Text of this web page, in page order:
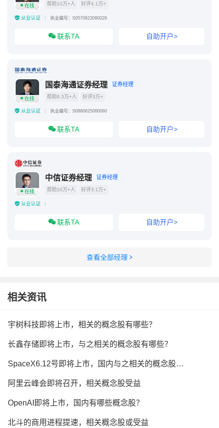
在线 帮助10万+人 好评4.1万+
从业认证 执业编号：S0570623080026
联系TA 自助开户>
在线
国泰海通证券经理 证券经理
帮助9.3万+人 好评3万+
从业认证 执业编号：S0880625080060
联系TA 自助开户>
在线
中信证券经理 证券经理
帮助10万+人 好评3.1万+
从业认证
联系TA 自助开户>
查看全部经理
相关资讯
宇树科技即将上市，相关的概念股有哪些？
长鑫存储即将上市，与之相关的概念股有哪些？
SpaceX6.12号即将上市，国内与之相关的概念股有哪些？
阿里云峰会即将召开，相关概念股受益
OpenAI即将上市，国内有哪些概念股？
北斗的商用进程提速，相关概念股或受益